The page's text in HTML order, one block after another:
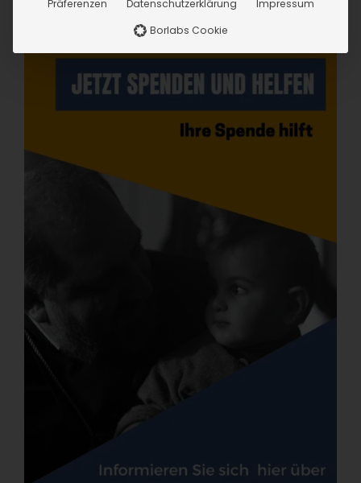
Präferenzen Datenschutzerklärung
Impressum
Borlabs Cookie